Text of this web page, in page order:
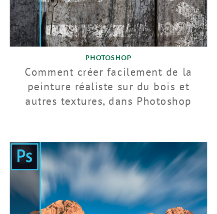
PHOTOSHOP
Comment créer facilement de la
peinture réaliste sur du bois et
autres textures, dans Photoshop